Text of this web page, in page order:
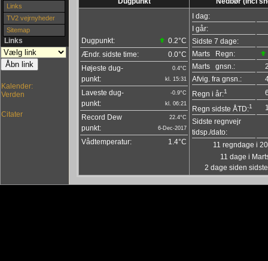
Links
TV2 vejrnyheder
Sitemap
Links
Kalender:
Verden
Citater
Dugpunkt:
0.2°C
Ændr. sidste time:
0.0°C
Højeste dug-
punkt:
0.4°C
kl. 15:31
Laveste dug-
punkt:
-0.9°C
kl. 06:21
Record Dew
punkt:
22.4°C
6-Dec-2017
Vådtemperatur: 1.4°C
I dag:
I går:
Sidste 7 dage:
Marts Regn:
Marts gnsn.:
Afvig. fra gnsn.:
Regn i år:1
Regn sidste ÅTD:1
Sidste regnvejr
tidsp./dato:
11 regndage i
11 dage i
2 dage siden